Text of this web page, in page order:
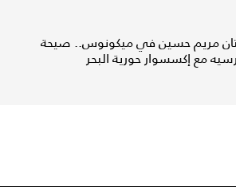
مريم حسين في ميكونوس.. صيحة
مع إكسسوار حورية البحر